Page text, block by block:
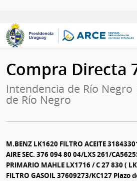
Compra Directa
Intendencia de Río
de Río Negro
M.BENZ LK1620 FILTRO ACEITE
AIRE SEC. 376 094 80 04/LXS 261/
PRIMARIO MAHLE LX1716 / C 27 830 (
FILTRO GASOIL 37609273/KC127 Plazo